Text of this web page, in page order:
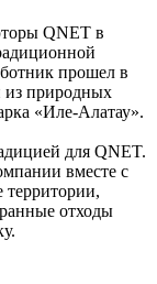
QNET в
прошел в
природных
«Иле-Алатау».
для QNET.
вместе с
отходы